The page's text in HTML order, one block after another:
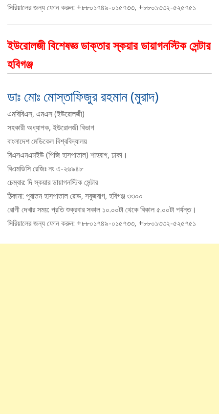
সিরিয়ালের জন্য ফোন করুন: +৮৮০১৭৪৯-০১৫৭৩৩, +৮৮০১৩৩২-৫২৫৭৫১
ইউরোলজী বিশেষজ্ঞ ডাক্তার স্কয়ার ডায়াগনস্টিক সেন্টার
হবিগঞ্জ
ডাঃ মোঃ মোস্তাফিজুর রহমান (মুরাদ)
এমবিবিএস, এমএস (ইউরোলজী)
সহকারী অধ্যাপক, ইউরোলজী বিভাগ
বাংলাদেশ মেডিকেল বিশ্ববিদ্যালয়
বিএসএমএমইউ (পিজি হাসপাতাল) শাহবাগ, ঢাকা।
বিএমডিসি রেজিঃ নং এ-২৬৯৪৮
চেম্বার: দি স্কয়ার ডায়াগনস্টিক সেন্টার
ঠিকানা: পুরাতন হাসপাতাল রোড, সবুজবাগ, হবিগঞ্জ ৩৩০০
রোগী দেখার সময়: প্রতি শুক্রবার সকাল ১০.০০টা থেকে বিকাল ৫.০০টা পর্যন্ত।
সিরিয়ালের জন্য ফোন করুন: +৮৮০১৭৪৯-০১৫৭৩৩, +৮৮০১৩৩২-৫২৫৭৫১